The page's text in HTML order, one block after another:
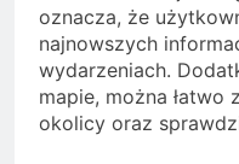
oznacza, że
najnowszych
wydarzeniach.
mapie, można łatwo
okolicy oraz